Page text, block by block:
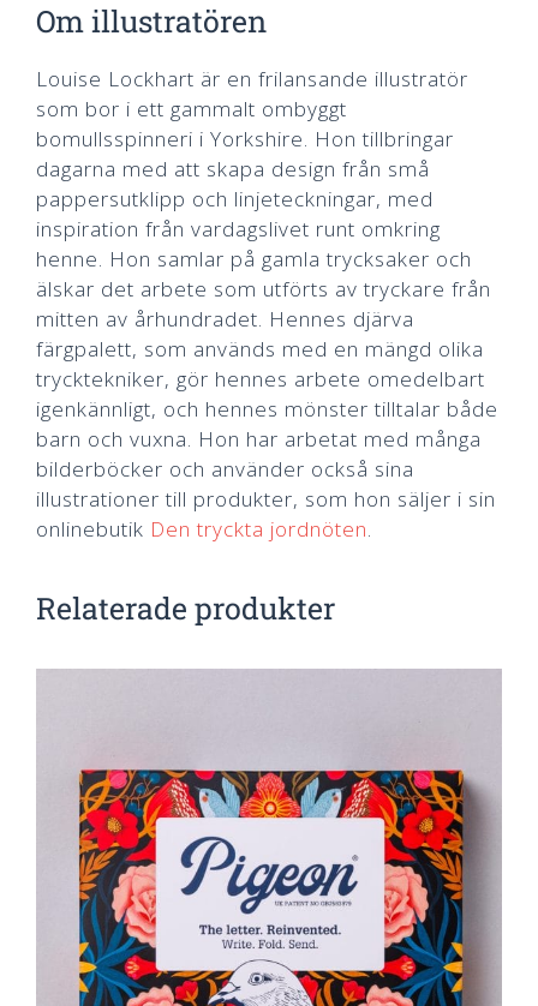
Om illustratören
Louise Lockhart är en frilansande illustratör
som bor i ett gammalt ombyggt
bomullsspinneri i Yorkshire. Hon tillbringar
dagarna med att skapa design från små
pappersutklipp och linjeteckningar, med
inspiration från vardagslivet runt omkring
henne. Hon samlar på gamla trycksaker och
älskar det arbete som utförts av tryckare från
mitten av århundradet. Hennes djärva
färgpalett, som används med en mängd olika
trycktekniker, gör hennes arbete omedelbart
igenkännligt, och hennes mönster tilltalar både
barn och vuxna. Hon har arbetat med många
bilderböcker och använder också sina
illustrationer till produkter, som hon säljer i sin
onlinebutik Den tryckta jordnöten.
Relaterade produkter